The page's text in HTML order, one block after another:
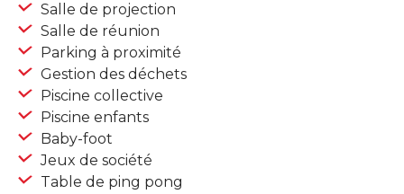
Salle de projection
Salle de réunion
Parking à proximité
Gestion des déchets
Piscine collective
Piscine enfants
Baby-foot
Jeux de société
Table de ping pong